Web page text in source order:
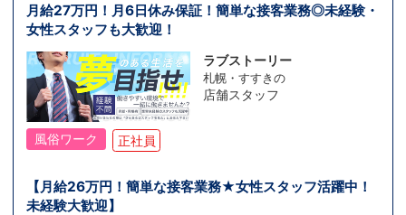
月給27万円！月6日休み保証！簡単な接客業務◎未経験・
女性スタッフも大歓迎！
ラブストーリー
札幌・すすきの
店舗スタッフ
風俗ワーク 正社員
【月給26万円！簡単な接客業務★女性スタッフ活躍中！
未経験大歓迎】